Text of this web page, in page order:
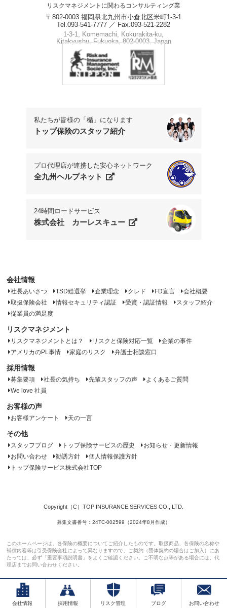
リスクマネジメントに関わるコンサルティング業
〒802-0003 福岡県北九州市小倉北区米町1-3-1
Tel.093-541-7777 ／ Fax.093-521-2282
1-3-1, Komemachi, Kokurakita-ku,
Kitakyushu, Fukuoka, 802-0003, Japan
Phone.+81-93-541-7777
私たちが皆様の「楯」になります
トップ保険のスタッフ紹介
プロ代理店が連携した安心ネットワーク
全九州ヘルプネット
24時間ロードサービス
株式会社 カーレスキュー
会社情報
社長あいさつ TSD総選挙 企業理念 クレド FD宣言
会社概要
取扱保険会社
情報セキュリティ認証 受賞・認証情報
スタッフ紹介
従業員の満足度
リスクマネジメント
リスクマネジメントとは？ リスクと保険対応一覧
企業の事件
アメリカのPL事情
家庭のリスク 弁護士相談窓口
採用情報
募集要項 社長の気持ち 先輩スタッフの声
よくあるご質問
We love 社員
お客様の声
お客様アンケート 天の一言
その他
スタッフブログ トップ保険サービスの歴史
お知らせ・更新情報
お問い合わせ
勧誘方針
個人情報保護方針
トップ保険サービス株式会社TOP
Copyright（C）TOP INSURANCE SERVICES CO., LTD.
募集文書番号：24TC-002599（2024年8月作成）
このホームページは、各保険の概要についてご紹介したものです。取扱商品、各保険の名称や
補償内容等は引受保険会社によって異なりますので、ご契約（団体契約の場合はご加入）にあ
たっては、必ず「重要事項説明書」をよくご確認ください。ご不明な点等がある場合には、代
理店までお問い合わせください。
会社情報 採用情報 リスク管理 ブログ お問い合わせ